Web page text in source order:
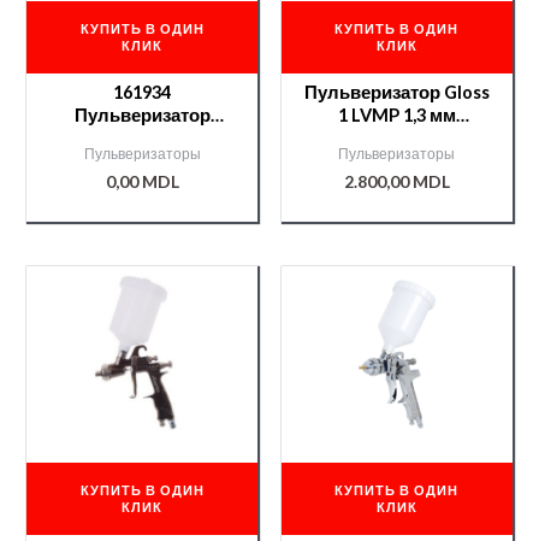
КУПИТЬ В ОДИН
КЛИК
161934
Пульверизатор
d1,4
Пульверизаторы
0,00MDL
КУПИТЬ В ОДИН
КЛИК
Пульверизатор Gloss
1 LVMP 1,3 мм
Пульверизаторы
2.800,00MDL
КУПИТЬ В ОДИН
КЛИК
КУПИТЬ В ОДИН
КЛИК